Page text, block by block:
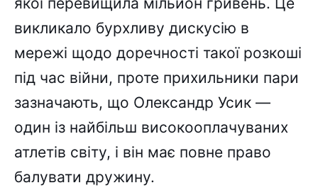
викликало бурхливу дискусію в
мережі щодо доречності такої розкоші
під час війни, проте прихильники пари
зазначають, що Олександр Усик —
один із найбільш високооплачуваних
атлетів світу, і він має повне право
балувати дружину.